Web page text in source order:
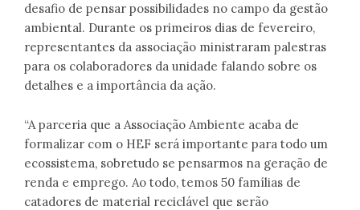
desafio de pensar possibilidades no campo da gestão
ambiental. Durante os primeiros dias de fevereiro,
representantes da associação ministraram palestras
para os colaboradores da unidade falando sobre os
detalhes e a importância da ação.
“A parceria que a Associação Ambiente acaba de
formalizar com o HEF será importante para todo um
ecossistema, sobretudo se pensarmos na geração de
renda e emprego. Ao todo, temos 50 famílias de
catadores de material reciclável que serão